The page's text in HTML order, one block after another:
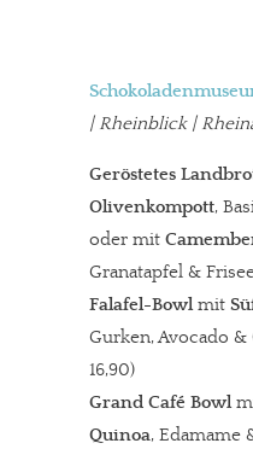
| Rheinblick |
Geröstetes
Olivenkompott,
oder mit
Granatapfel &
Falafel-Bowlmit
Gurken, Avocado &
16,90)
Grand Café Bowl
Quinoa, Edamame